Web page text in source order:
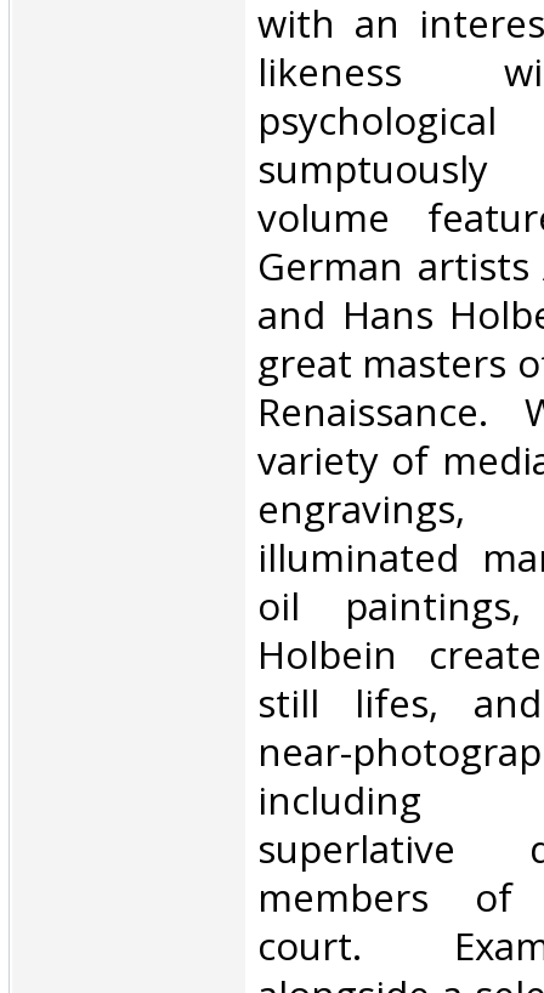
with an
likeness
psychological
volume
German
and Hans
great masters
variety of
illuminated
oil
Holbein
still lifes,
near-
including
superlative
members of
court.